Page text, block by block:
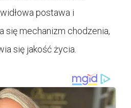
postawa i
się mechanizm chodzenia,
się jakość życia.